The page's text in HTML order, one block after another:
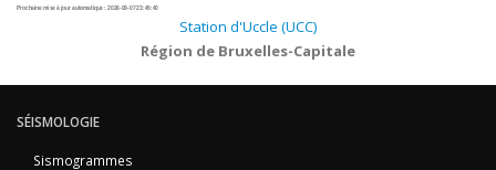
Prochaine mise à jour automatique :2026-08-07 23:45:40
Station d'Uccle (UCC)
Région de Bruxelles-Capitale
SÉISMOLOGIE
Sismogrammes